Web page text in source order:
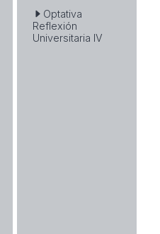
Optativa
Reflexión
Universitaria IV